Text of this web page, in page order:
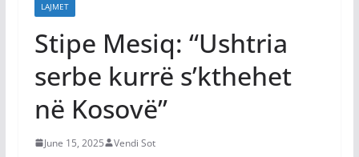
LAJMET
Stipe Mesiq: “Ushtria
serbe kurrë s’kthehet
në Kosovë”
June 15, 2025 Vendi Sot